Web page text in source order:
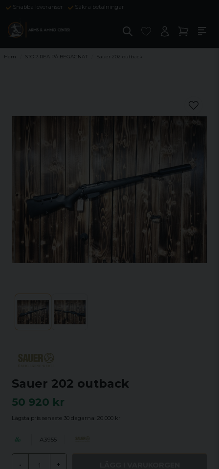
Snabba leveranser Säkra betalningar
Hem STOR-REA PÅ BEGAGNAT Sauer 202 outback
Sauer 202 outback
50 920 kr
Lägsta pris senaste 30 dagarna: 20 000 kr
A3955
- +